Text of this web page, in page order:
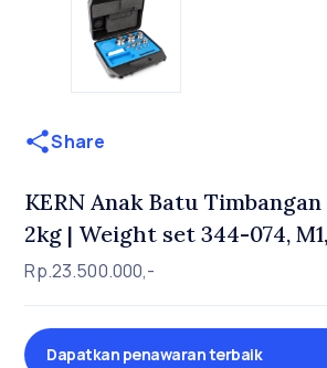
Share
KERN Anak Batu Timbangan
2kg | Weight set 344-074,
Rp.23.500.000,-
Dapatkan penawaran terbaik